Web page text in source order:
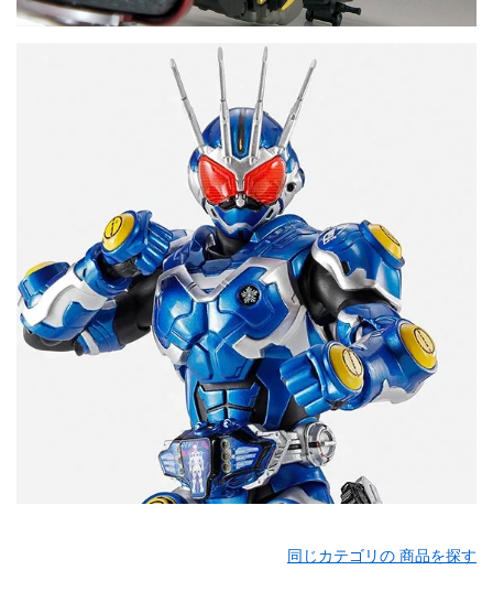
同じカテゴリの 商品を探す